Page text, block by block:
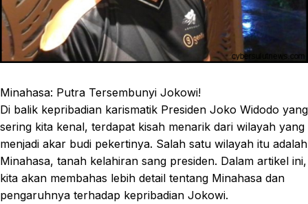
Minahasa: Putra Tersembunyi Jokowi!
Di balik kepribadian karismatik Presiden Joko Widodo yang
sering kita kenal, terdapat kisah menarik dari wilayah yang
menjadi akar budi pekertinya. Salah satu wilayah itu adalah
Minahasa, tanah kelahiran sang presiden. Dalam artikel ini,
kita akan membahas lebih detail tentang Minahasa dan
pengaruhnya terhadap kepribadian Jokowi.